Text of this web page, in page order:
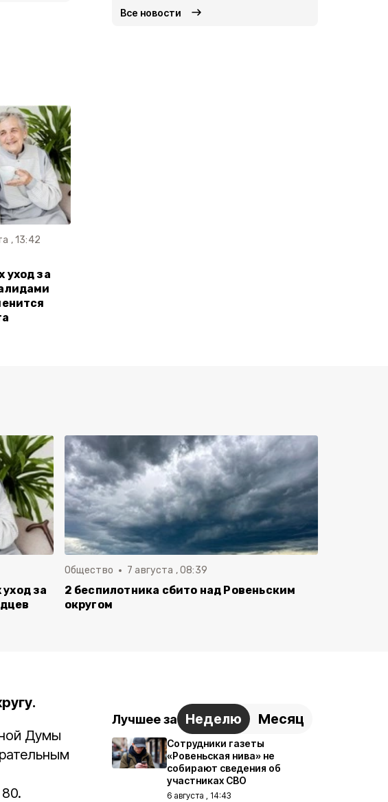
, 13:42
уход за
Все новости
за
Общество 7 августа , 08:39
2 беспилотника сбито над Ровеньским
округом
Думы
Лучшее за Неделю Месяц
Сотрудники газеты
«Ровеньская нива» не
собирают сведения об
участниках СВО
6 августа , 14:43